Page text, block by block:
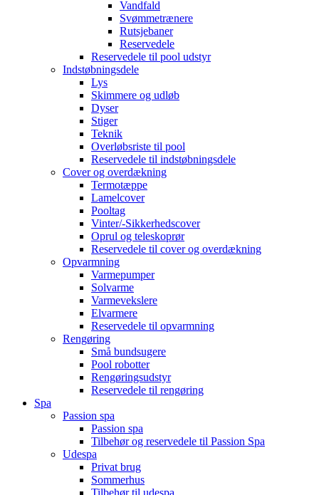
Vandfald
Svømmetrænere
Rutsjebaner
Reservedele
Reservedele til pool udstyr
Indstøbningsdele
Lys
Skimmere og udløb
Dyser
Stiger
Teknik
Overløbsriste til pool
Reservedele til indstøbningsdele
Cover og overdækning
Termotæppe
Lamelcover
Pooltag
Vinter/-Sikkerhedscover
Oprul og teleskoprør
Reservedele til cover og overdækning
Opvarmning
Varmepumper
Solvarme
Varmevekslere
Elvarmere
Reservedele til opvarmning
Rengøring
Små bundsugere
Pool robotter
Rengøringsudstyr
Reservedele til rengøring
Spa
Passion spa
Passion spa
Tilbehør og reservedele til Passion Spa
Udespa
Privat brug
Sommerhus
Tilbehør til udespa